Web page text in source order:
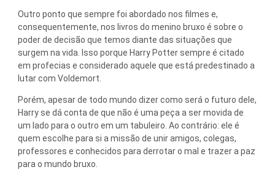
Outro ponto que sempre foi abordado nos filmes e,
consequentemente, nos livros do menino bruxo é sobre o
poder de decisão que temos diante das situações que
surgem na vida. Isso porque Harry Potter sempre é citado
em profecias e considerado aquele que está predestinado a
lutar com Voldemort.
Porém, apesar de todo mundo dizer como será o futuro dele,
Harry se dá conta de que não é uma peça a ser movida de
um lado para o outro em um tabuleiro. Ao contrário: ele é
quem escolhe para si a missão de unir amigos, colegas,
professores e conhecidos para derrotar o mal e trazer a paz
para o mundo bruxo.